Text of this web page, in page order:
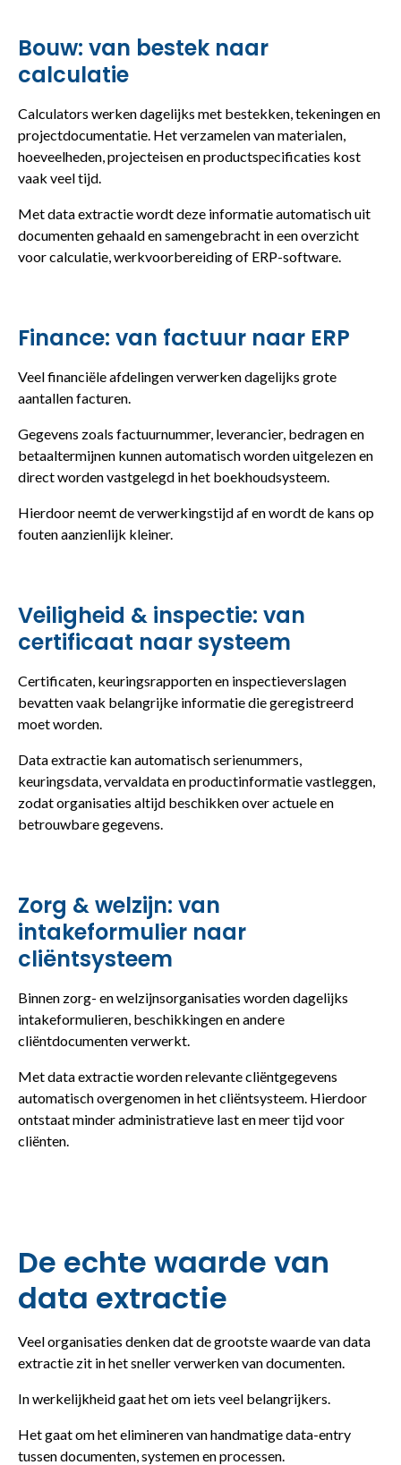
Bouw: van bestek naar
calculatie
Calculators werken dagelijks met bestekken, tekeningen en
projectdocumentatie. Het verzamelen van materialen,
hoeveelheden, projecteisen en productspecificaties kost
vaak veel tijd.
Met data extractie wordt deze informatie automatisch uit
documenten gehaald en samengebracht in een overzicht
voor calculatie, werkvoorbereiding of ERP-software.
Finance: van factuur naar ERP
Veel financiële afdelingen verwerken dagelijks grote
aantallen facturen.
Gegevens zoals factuurnummer, leverancier, bedragen en
betaaltermijnen kunnen automatisch worden uitgelezen en
direct worden vastgelegd in het boekhoudsysteem.
Hierdoor neemt de verwerkingstijd af en wordt de kans op
fouten aanzienlijk kleiner.
Veiligheid & inspectie: van
certificaat naar systeem
Certificaten, keuringsrapporten en inspectieverslagen
bevatten vaak belangrijke informatie die geregistreerd
moet worden.
Data extractie kan automatisch serienummers,
keuringsdata, vervaldata en productinformatie vastleggen,
zodat organisaties altijd beschikken over actuele en
betrouwbare gegevens.
Zorg & welzijn: van
intakeformulier naar
cliëntsysteem
Binnen zorg- en welzijnsorganisaties worden dagelijks
intakeformulieren, beschikkingen en andere
cliëntdocumenten verwerkt.
Met data extractie worden relevante cliëntgegevens
automatisch overgenomen in het cliëntsysteem. Hierdoor
ontstaat minder administratieve last en meer tijd voor
cliënten.
De echte waarde van
data extractie
Veel organisaties denken dat de grootste waarde van data
extractie zit in het sneller verwerken van documenten.
In werkelijkheid gaat het om iets veel belangrijkers.
Het gaat om het elimineren van handmatige data-entry
tussen documenten, systemen en processen.